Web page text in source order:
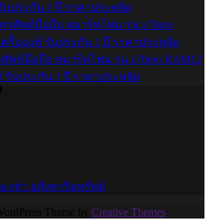
บประกัน 1 ปี ราคาประหยัด
ศัพท์มือถือ สมาร์ทโฟน รุ่น x70pro RAM12
รับประกัน 1 ปี ราคาประหยัด
-เช่า อสังหาริมทรัพย์
Theme by Creative Themes